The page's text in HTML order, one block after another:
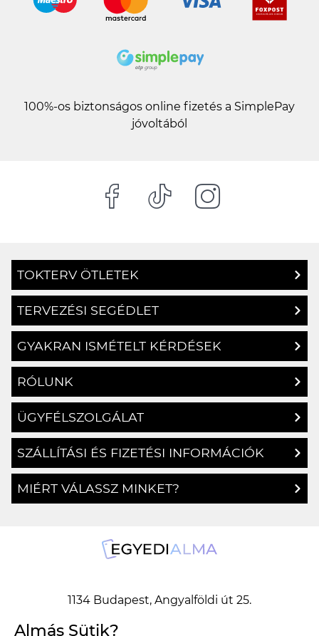
100%-os biztonságos online fizetés a SimplePay
jóvoltából
TOKTERV ÖTLETEK
TERVEZÉSI SEGÉDLET
GYAKRAN ISMÉTELT KÉRDÉSEK
RÓLUNK
ÜGYFÉLSZOLGÁLAT
SZÁLLÍTÁSI ÉS FIZETÉSI INFORMÁCIÓK
MIÉRT VÁLASSZ MINKET?
1134 Budapest, Angyalföldi út 25.
info@egyedialma.hu
Almás Sütik?